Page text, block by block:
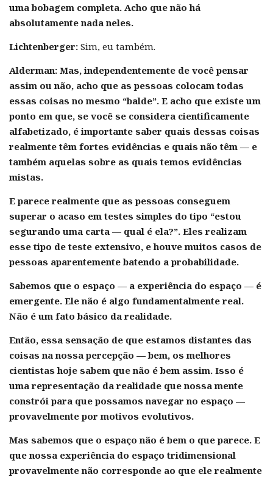
uma bobagem completa. Acho que não há
absolutamente nada neles.
Lichtenberger: Sim, eu também.
Alderman: Mas, independentemente de você pensar
assim ou não, acho que as pessoas colocam todas
essas coisas no mesmo “balde”. E acho que existe um
ponto em que, se você se considera cientificamente
alfabetizado, é importante saber quais dessas coisas
realmente têm fortes evidências e quais não têm — e
também aquelas sobre as quais temos evidências
mistas.
E parece realmente que as pessoas conseguem
superar o acaso em testes simples do tipo “estou
segurando uma carta — qual é ela?”. Eles realizam
esse tipo de teste extensivo, e houve muitos casos de
pessoas aparentemente batendo a probabilidade.
Sabemos que o espaço — a experiência do espaço — é
emergente. Ele não é algo fundamentalmente real.
Não é um fato básico da realidade.
Então, essa sensação de que estamos distantes das
coisas na nossa percepção — bem, os melhores
cientistas hoje sabem que não é bem assim. Isso é
uma representação da realidade que nossa mente
constrói para que possamos navegar no espaço —
provavelmente por motivos evolutivos.
Mas sabemos que o espaço não é bem o que parece. E
que nossa experiência do espaço tridimensional
provavelmente não corresponde ao que ele realmente